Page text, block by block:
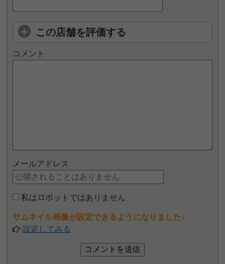
この店舗を評価する
コメント
メールアドレス
私はロボットではありません
サムネイル画像が設定できるようになりました♪
設定してみる